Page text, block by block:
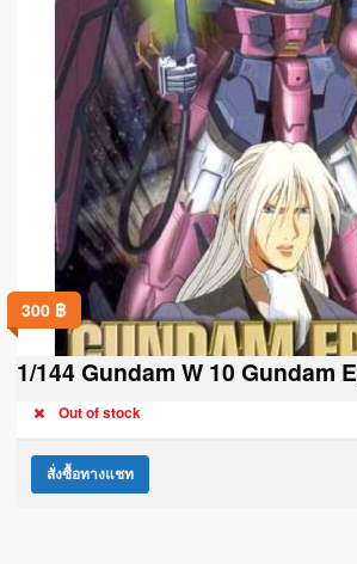
300 ฿
1/144 Gundam W 10 Gundam
Out of stock
สั่งซื้อทางแชท